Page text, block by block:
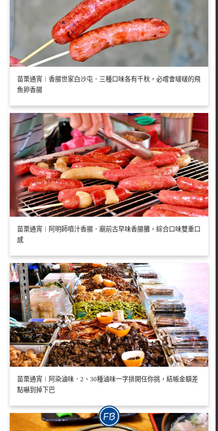
苗栗通宵︱香腸世家白沙屯．三種口味各有千秋，必嚐會啵啵的飛
魚卵香腸
苗栗通宵︱阿明師噴汁香腸．廟前古早味香腸攤，綜合口味雙重口
感
苗栗通宵︱阿染滷味．2、30種滷味一字排開任你挑，結帳金額差
點嚇到掉下巴